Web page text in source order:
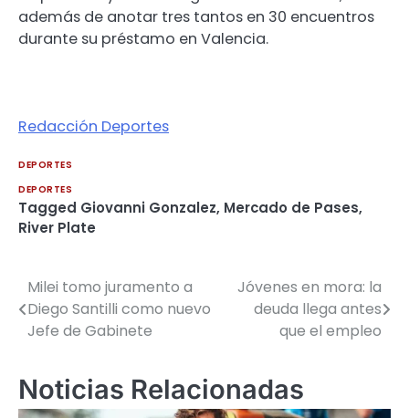
además de anotar tres tantos en 30 encuentros
durante su préstamo en Valencia.
Redacción Deportes
DEPORTES
DEPORTES
Tagged Giovanni Gonzalez, Mercado de Pases,
River Plate
Navegación
de
Milei tomo juramento a
Diego Santilli como nuevo
Jefe de Gabinete
Jóvenes en mora: la
deuda llega antes
que el empleo
Noticias Relacionadas